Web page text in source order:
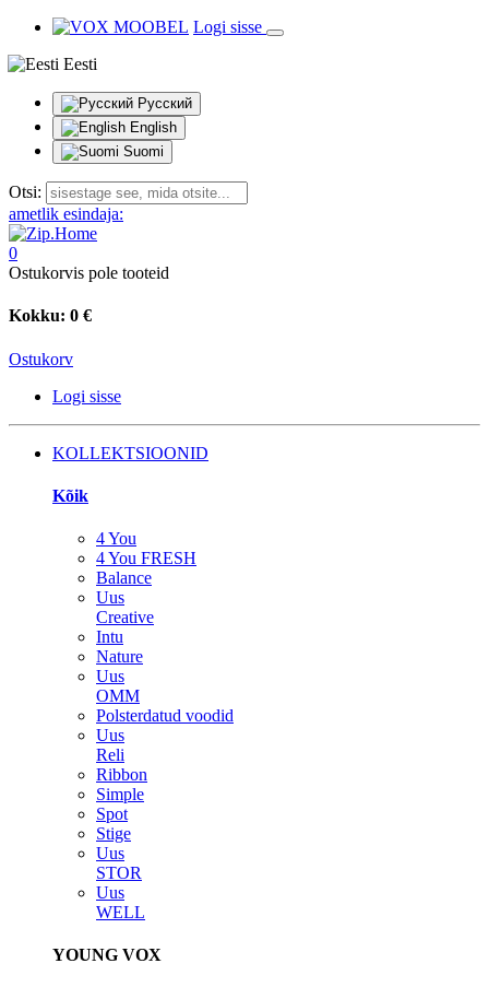
Logi sisse
Eesti
Русский
English
Suomi
Otsi:
ametlik esindaja:
0
Ostukorvis pole tooteid
Kokku: 0 €
Ostukorv
Logi sisse
KOLLEKTSIOONID
Kõik
4 You
4 You FRESH
Balance
Uus
Creative
Intu
Nature
Uus
OMM
Polsterdatud voodid
Uus
Reli
Ribbon
Simple
Spot
Stige
Uus
STOR
Uus
WELL
YOUNG VOX